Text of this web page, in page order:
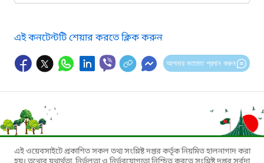
এই কনটেন্টটি শেয়ার করতে ক্লিক করুন
আপনার মতামত প্রদান করুন
এই ওয়েবসাইটে প্রকাশিত সকল তথ্য সংশ্লিষ্ট দপ্তর কর্তৃক নিয়মিত হালনাগাদ করা